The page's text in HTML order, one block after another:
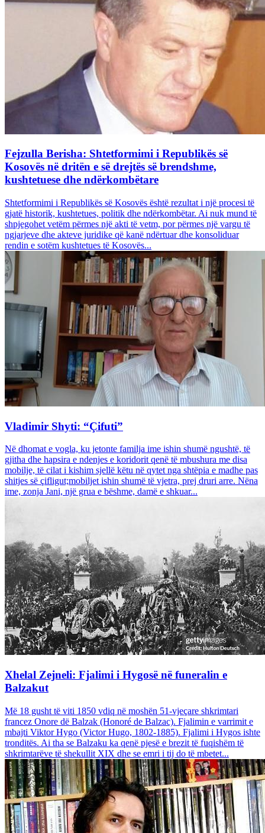
Fejzulla Berisha: Shtetformimi i Republikës së
Kosovës në dritën e së drejtës së brendshme,
kushtetuese dhe ndërkombëtare
Shtetformimi i Republikës së Kosovës është rezultat i një procesi të
gjatë historik, kushtetues, politik dhe ndërkombëtar. Ai nuk mund të
shpjegohet vetëm përmes një akti të vetm, por përmes një vargu të
ngjarjeve dhe akteve juridike që kanë ndërtuar dhe konsoliduar
rendin e sotëm kushtetues të Kosovës...
Vladimir Shyti: “Çifuti”
Në dhomat e vogla, ku jetonte familja ime ishin shumë ngushtë, të
gjitha dhe hapsira e ndenjes e koridorit qenë të mbushura me disa
mobilje, të cilat i kishim sjellë këtu në qytet nga shtëpia e madhe pas
shitjes së çifligut;mobiljet ishin shumë të vjetra, prej druri arre. Nëna
ime, zonja Jani, një grua e bëshme, damë e shkuar...
Xhelal Zejneli: Fjalimi i Hygosë në funeralin e
Balzakut
Më 18 gusht të viti 1850 vdiq në moshën 51-vjeçare shkrimtari
francez Onore dë Balzak (Honoré de Balzac). Fjalimin e varrimit e
mbajti Viktor Hygo (Victor Hugo, 1802-1885). Fjalimi i Hygos ishte
tronditës. Ai tha se Balzaku ka qenë pjesë e brezit të fuqishëm të
shkrimtarëve të shekullit XIX dhe se emri i tij do të mbetet...